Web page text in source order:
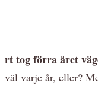
tog förra året
väl varje år, eller?